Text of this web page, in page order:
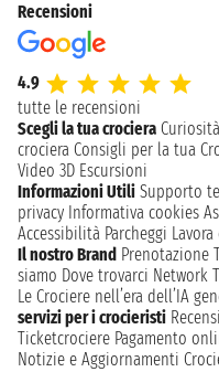
Recensioni
4.9
tutte le recensioni
Scegli la tua crociera
crociera Consigli per la tua
Video 3D Escursioni
Informazioni Utili Supporto
privacy Informativa cookies
Accessibilità Parcheggi
Il nostro Brand Prenotazione
siamo Dove trovarci Network
Le Crociere nell’era dell’IA
servizi per i crocieristi
Ticketcrociere Pagamento
Notizie e Aggiornamenti